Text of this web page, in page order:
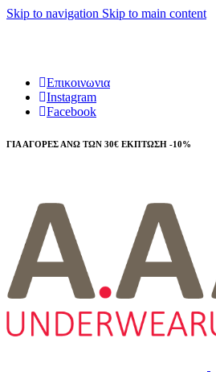
Skip to navigation Skip to main content
Επικοινωνια
Instagram
Facebook
ΓΙΑ ΑΓΟΡΕΣ ΑΝΩ ΤΩΝ 30€ ΕΚΠΤΩΣΗ -10%